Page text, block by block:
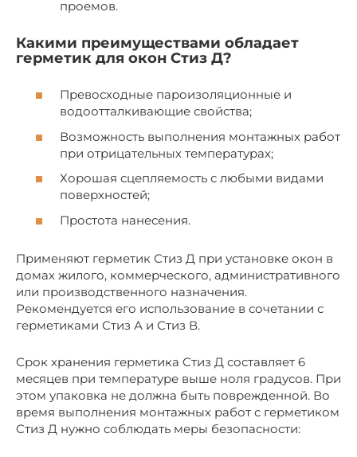
проемов.
Какими преимуществами обладает
герметик для окон Стиз Д?
Превосходные пароизоляционные и
водоотталкивающие свойства;
Возможность выполнения монтажных работ
при отрицательных температурах;
Хорошая сцепляемость с любыми видами
поверхностей;
Простота нанесения.
Применяют герметик Стиз Д при установке окон в
домах жилого, коммерческого, административного
или производственного назначения.
Рекомендуется его использование в сочетании с
герметиками Стиз А и Стиз В.
Срок хранения герметика Стиз Д составляет 6
месяцев при температуре выше ноля градусов. При
этом упаковка не должна быть поврежденной. Во
время выполнения монтажных работ с герметиком
Стиз Д нужно соблюдать меры безопасности: